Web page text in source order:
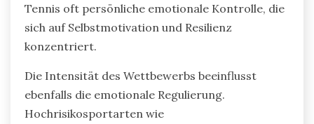
Tennis oft persönliche emotionale Kontrolle, die
sich auf Selbstmotivation und Resilienz
konzentriert.
Die Intensität des Wettbewerbs beeinflusst
ebenfalls die emotionale Regulierung.
Hochrisikosportarten wie